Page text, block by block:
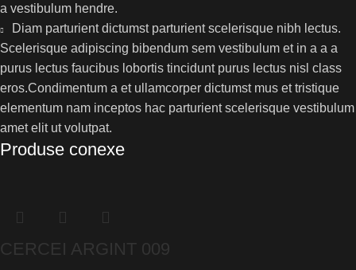
a vestibulum hendre.
Diam parturient dictumst parturient scelerisque nibh lectus.
Scelerisque adipiscing bibendum sem vestibulum et in a a a
purus lectus faucibus lobortis tincidunt purus lectus nisl class
eros.Condimentum a et ullamcorper dictumst mus et tristique
elementum nam inceptos hac parturient scelerisque vestibulum
amet elit ut volutpat.
Produse conexe
CERCEI ARGINT 009